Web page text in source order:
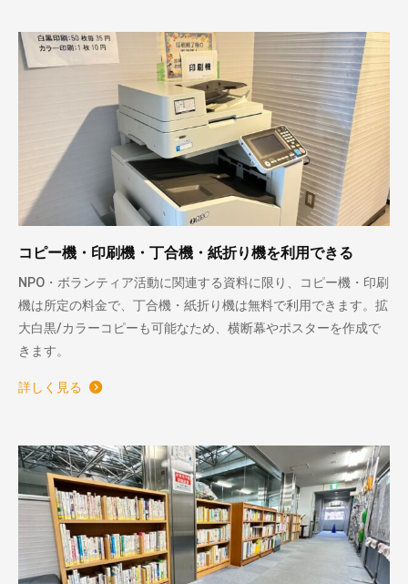
コピー機・印刷機・丁合機・紙折り機を利用できる
NPO・ボランティア活動に関連する資料に限り、コピー機・印刷
機は所定の料金で、丁合機・紙折り機は無料で利用できます。拡
大白黒/カラーコピーも可能なため、横断幕やポスターを作成で
きます。
詳しく見る